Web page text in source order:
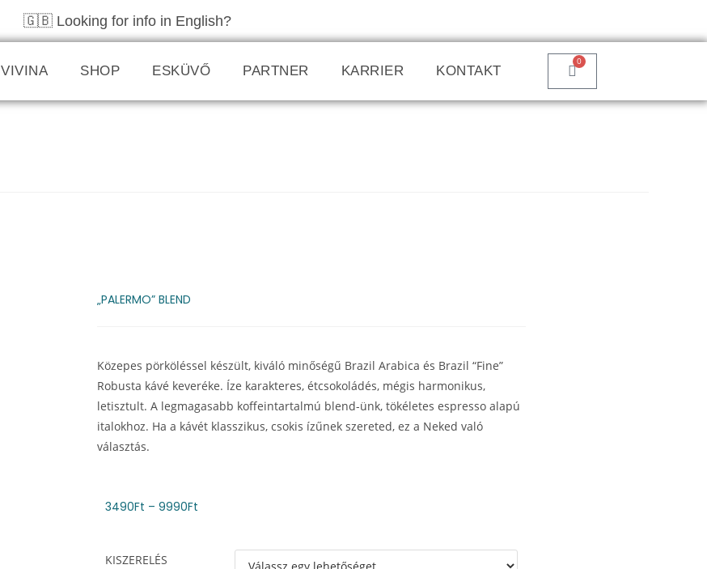
🇬🇧 Looking for info in English?
VIVINA SHOP ESKÜVŐ PARTNER KARRIER KONTAKT
0
„PALERMO” BLEND
Közepes pörköléssel készült, kiváló minőségű Brazil Arabica és Brazil “Fine”
Robusta kávé keveréke. Íze karakteres, étcsokoládés, mégis harmonikus,
letisztult. A legmagasabb koffeintartalmú blend-ünk, tökéletes espresso alapú
italokhoz. Ha a kávét klasszikus, csokis ízűnek szereted, ez a Neked való
választás.
3490Ft – 9990Ft
KISZERELÉS